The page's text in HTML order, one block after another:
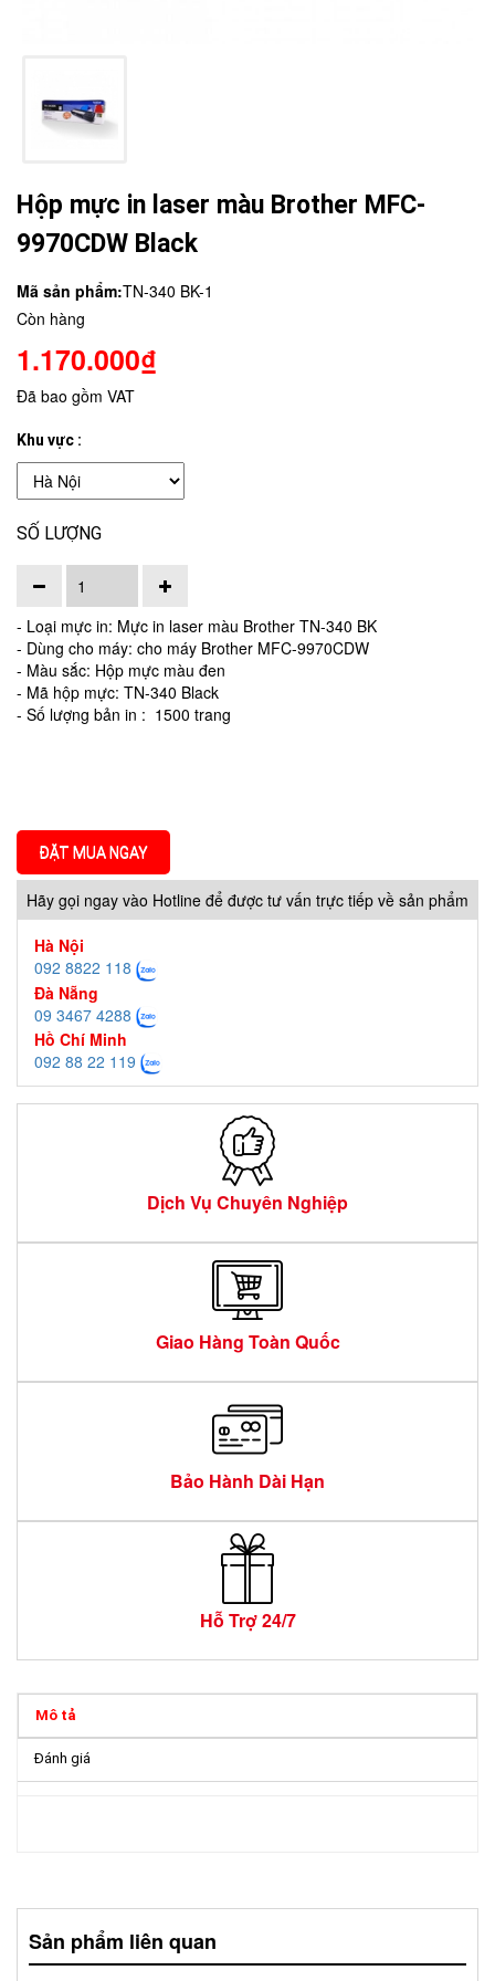
Hộp mực in laser màu Brother MFC-
9970CDW Black
Mã sản phẩm:TN-340 BK-1
Còn hàng
1.170.000₫
Đã bao gồm VAT
Khu vực :
SỐ LƯỢNG
- Loại mực in: Mực in laser màu Brother TN-340 BK
- Dùng cho máy: cho máy Brother MFC-9970CDW
- Màu sắc: Hộp mực màu đen
- Mã hộp mực: TN-340 Black
- Số lượng bản in : 1500 trang
ĐẶT MUA NGAY
Hãy gọi ngay vào Hotline để được tư vấn trực tiếp về sản phẩm
Hà Nội
092 8822 118
Đà Nẵng
09 3467 4288
Hồ Chí Minh
092 88 22 119
Dịch Vụ Chuyên Nghiệp
Giao Hàng Toàn Quốc
Bảo Hành Dài Hạn
Hỗ Trợ 24/7
Mô tả
Đánh giá
Sản phẩm liên quan